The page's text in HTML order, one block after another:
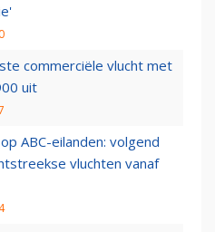
commerciële vlucht met
uit
ABC-eilanden: volgend
vluchten vanaf